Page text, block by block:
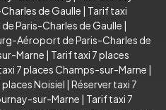
de Gaulle | Tarif taxi
Paris-Charles de Gaulle |
Aéroport de Paris-Charles de
Marne | Tarif taxi 7 places
7 places Champs-sur-Marne |
places Noisiel | Réserver taxi 7
sur-Marne | Tarif taxi 7